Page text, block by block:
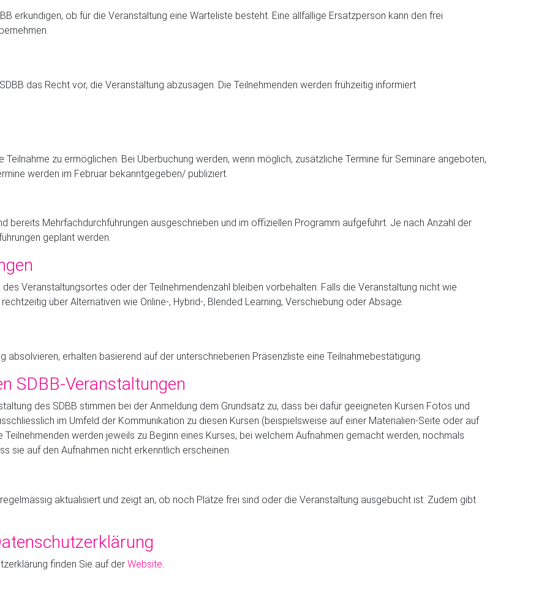
erkundigen, ob für die Veranstaltung eine Warteliste besteht. Eine allfällige Ersatzperson kann den frei
das Recht vor, die Veranstaltung abzusagen. Die Teilnehmenden werden frühzeitig informiert
Teilnahme zu ermöglichen. Bei Überbuchung werden, wenn möglich, zusätzliche Termine für Seminare angeboten,
werden im Februar bekanntgegeben/ publiziert.
bereits Mehrfachdurchführungen ausgeschrieben und im offiziellen Programm aufgeführt. Je nach Anzahl der
geplant werden.
Veranstaltungsortes oder der Teilnehmendenzahl bleiben vorbehalten. Falls die Veranstaltung nicht wie
über Alternativen wie Online-, Hybrid-, Blended Learning, Verschiebung oder Absage.
absolvieren, erhalten basierend auf der unterschriebenen Präsenzliste eine Teilnahmebestätigung.
SDBB-Veranstaltungen
des SDBB stimmen bei der Anmeldung dem Grundsatz zu, dass bei dafür geeigneten Kursen Fotos und
im Umfeld der Kommunikation zu diesen Kursen (beispielsweise auf einer Materialien-Seite oder auf
werden jeweils zu Beginn eines Kurses, bei welchem Aufnahmen gemacht werden, nochmals
sie auf den Aufnahmen nicht erkenntlich erscheinen.
aktualisiert und zeigt an, ob noch Plätze frei sind oder die Veranstaltung ausgebucht ist. Zudem gibt
finden Sie auf der Website.